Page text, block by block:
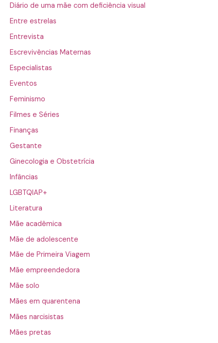
Diário de uma mãe com deficiência visual
Entre estrelas
Entrevista
Escrevivências Maternas
Especialistas
Eventos
Feminismo
Filmes e Séries
Finanças
Gestante
Ginecologia e Obstetrícia
Infâncias
LGBTQIAP+
Literatura
Mãe acadêmica
Mãe de adolescente
Mãe de Primeira Viagem
Mãe empreendedora
Mãe solo
Mães em quarentena
Mães narcisistas
Mães pretas